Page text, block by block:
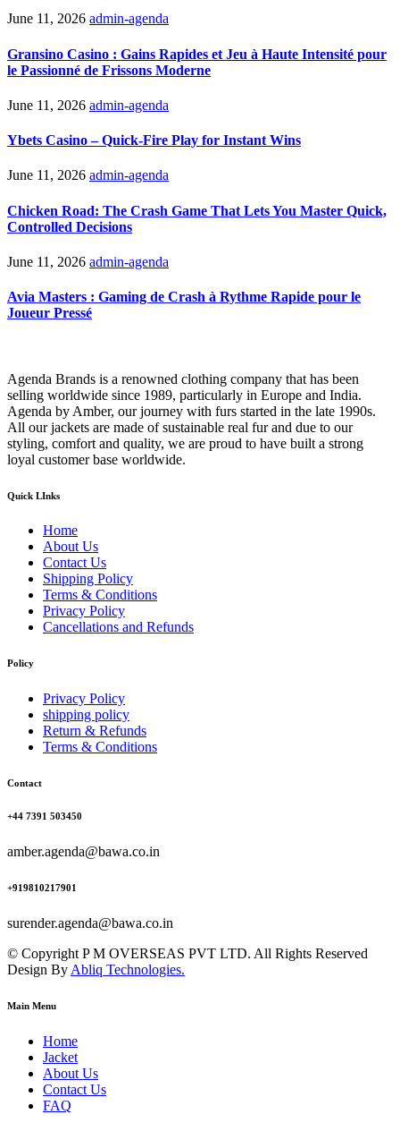
June 11, 2026 admin-agenda
Gransino Casino : Gains Rapides et Jeu à Haute Intensité pour
le Passionné de Frissons Moderne
June 11, 2026 admin-agenda
Ybets Casino – Quick‑Fire Play for Instant Wins
June 11, 2026 admin-agenda
Chicken Road: The Crash Game That Lets You Master Quick,
Controlled Decisions
June 11, 2026 admin-agenda
Avia Masters : Gaming de Crash à Rythme Rapide pour le
Joueur Pressé
Agenda Brands is a renowned clothing company that has been
selling worldwide since 1989, particularly in Europe and India.
Agenda by Amber, our journey with furs started in the late 1990s.
All our jackets are made of sustainable real fur and due to our
styling, comfort and quality, we are proud to have built a strong
loyal customer base worldwide.
Quick LInks
Home
About Us
Contact Us
Shipping Policy
Terms & Conditions
Privacy Policy
Cancellations and Refunds
Policy
Privacy Policy
shipping policy
Return & Refunds
Terms & Conditions
Contact
+44 7391 503450
amber.agenda@bawa.co.in
+919810217901
surender.agenda@bawa.co.in
© Copyright P M OVERSEAS PVT LTD. All Rights Reserved
Design By Abliq Technologies.
Main Menu
Home
Jacket
About Us
Contact Us
FAQ